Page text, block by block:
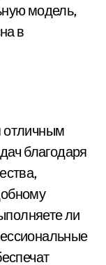
модель,
в
отличным
благодаря
ли